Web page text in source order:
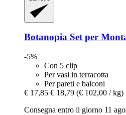
Botanopia Set per
-5%
Con 5 clip
Per vasi in terracotta
Per pareti e balconi
€ 17,85 € 18,79 (€ 102,00 / kg)
Consegna entro il giorno 11